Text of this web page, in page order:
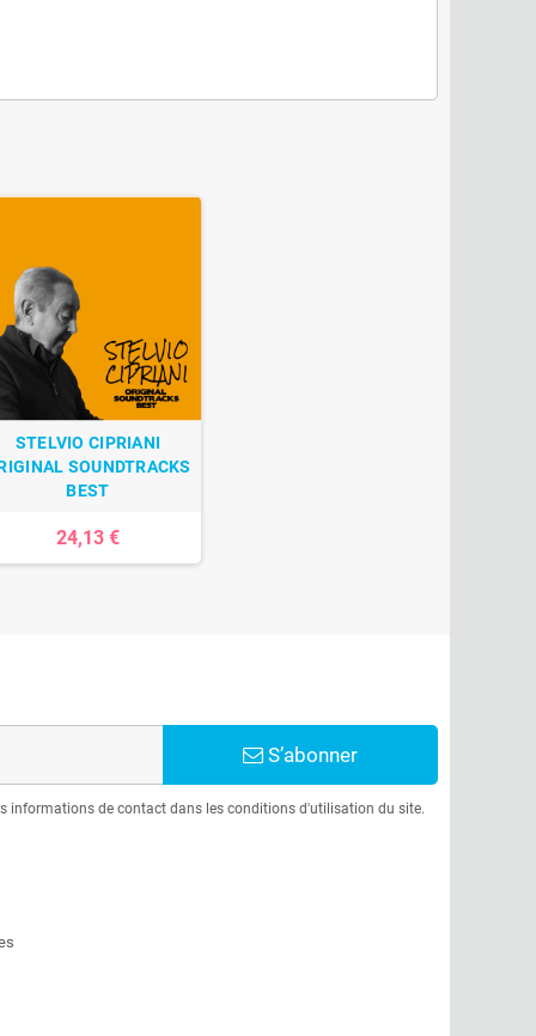
STELVIO CIPRIANI
SOUNDTRACKS
BEST
24,13 €
S’abonner
informations de contact dans les conditions d'utilisation du site.